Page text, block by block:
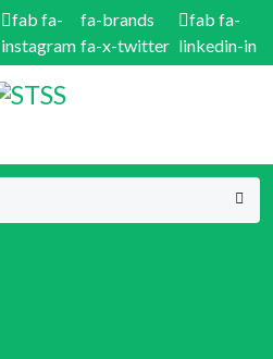
fab fa-
instagram
fa-brands
fa-x-twitter
fab fa-
linkedin-in